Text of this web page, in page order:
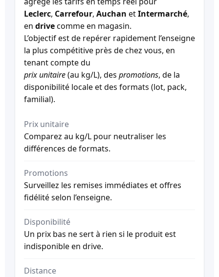
Leclerc, Carrefour, Auchan etIntermarché,
en drivecomme en magasin.
L’objectif est de repérer rapidement l’enseigne
la plus compétitive près de chez vous, en
tenant compte du
prix unitaire(au kg/L), des promotions, de la
disponibilité locale et des formats (lot, pack,
familial).
Prix unitaire
Comparez au kg/L pour neutraliser les
différences de formats.
Promotions
Surveillez les remises immédiates et offres
fidélité selon l’enseigne.
Disponibilité
Un prix bas ne sert à rien si le produit est
indisponible en drive.
Distance